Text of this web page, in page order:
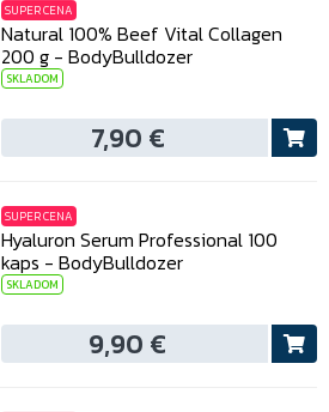
SUPER CENA
Natural 100% Beef Vital Collagen
200 g - BodyBulldozer
SKLADOM
7,90 €
SUPER CENA
Hyaluron Serum Professional 100
kaps - BodyBulldozer
SKLADOM
9,90 €